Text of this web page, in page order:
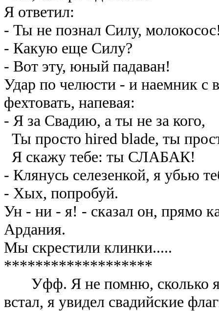
Я ответил:
- Ты не познал Силу,
- Какую еще Силу?
- Вот эту, юный падаван!
Удар по челюсти - и наемник с
фехтовать, напевая:
- Я за Свадию, а ты не за кого,
Ты просто hired blade, ты
Я скажу тебе: ты СЛАБАК!
- Клянусь селезенкой, я убью
- Хых, попробуй.
Ун - ни - я! - сказал он, прямо
Ардания.
Мы скрестили клинки.....
*******************
Уфф. Я не помню, сколько я
встал, я увидел свадийские